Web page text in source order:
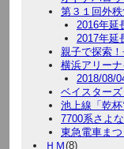
第３１回外
2016年延
2017年延
親子で探索
横浜アリー
2018/08/
ベイスター
池上線「乾杯
7700系さよ
東急電車ま
ＨＭ(8)